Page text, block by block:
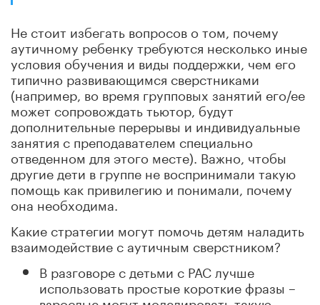
Не стоит избегать вопросов о том, почему
аутичному ребенку требуются несколько иные
условия обучения и виды поддержки, чем его
типично развивающимся сверстниками
(например, во время групповых занятий его/ее
может сопровождать тьютор, будут
дополнительные перерывы и индивидуальные
занятия с преподавателем специально
отведенном для этого месте). Важно, чтобы
другие дети в группе не воспринимали такую
помощь как привилегию и понимали, почему
она необходима.
Какие стратегии могут помочь детям наладить
взаимодействие с аутичным сверстником?
В разговоре с детьми с РАС лучше
использовать простые короткие фразы –